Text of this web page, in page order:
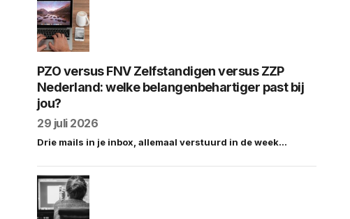
PZO versus FNV Zelfstandigen versus ZZP
Nederland: welke belangenbehartiger past bij
jou?
29 juli 2026
Drie mails in je inbox, allemaal verstuurd in de week…